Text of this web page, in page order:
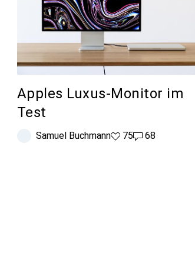
Apples Luxus-Monitor im
Test
Samuel Buchmann75 Likes
7568 Kommentare
68